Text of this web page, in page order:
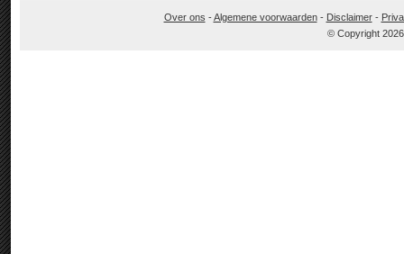
Over ons -Algemene voorwaarden- Disclaimer-
© Copyright